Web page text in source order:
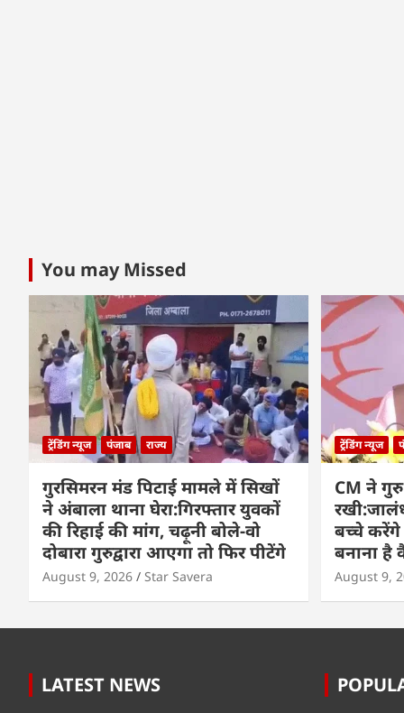
You may Missed
ट्रेंडिंग न्यूज पंजाब राज्य
गुरसिमरन मंड पिटाई मामले में सिखों
ने अंबाला थाना घेरा:गिरफ्तार युवकों
की रिहाई की मांग, चढ़ूनी बोले-वो
दोबारा गुरुद्वारा आएगा तो फिर पीटेंगे
August 9, 2026 Star Savera
ट्रेंडिंग न्यूज
CM ने गुरु
बच्चे करेंगे
बनाना है
August 9,
LATEST NEWS